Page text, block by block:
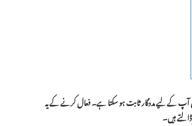
آپ کے لیے مددگار ثابت ہو سکتا ہے۔ فعال کرنے کے یہ
ہیں۔